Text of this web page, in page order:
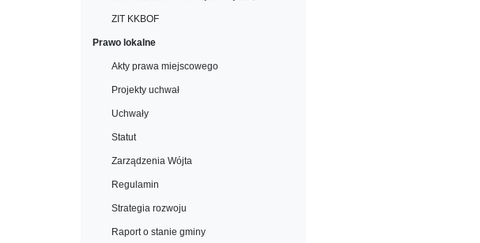
ZIT KKBOF
Prawo lokalne
Akty prawa miejscowego
Projekty uchwał
Uchwały
Statut
Zarządzenia Wójta
Regulamin
Strategia rozwoju
Raport o stanie gminy